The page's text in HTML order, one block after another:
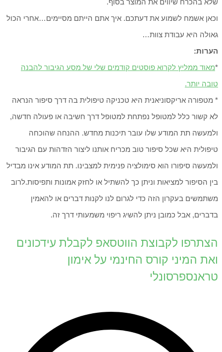
שלא בהכרח שיווים את המוצר בסוף.
וכאן אשמח לשמוע את דעתכם. איך אתם הייתם מסיימים…אחרי הכול
גאולה היא עבודת צוות…
הערות:
*מאוד ממליץ לקרוא פוסטים קודמים שלי של מסע הגיבור להבנה
טובה יותר.
* מטפורה אריקסוניאנית היא טכניקה טיפולית בה דרך סיפור הנראה
לא קשור כלל למטופל נפתחת למטופל דרך חשיבה או פעולה חדשה,
ולמעשה תת המודע שלו עובר תיכנות מחדש. ההנחה שהוכחה
טיפולית היא שכל סיפור טוב מכריח אותנו ליצור הזדהות עם הגיבור
ולמעשה סיפורו הוא סימולציה פנימית למצבינו. תת המודע אינו מבדיל
בין הסיפור למציאות וניתן כך להשתיל או לחזק אמונות ותפיסות.לרוב
משתמשים בעקרון הזה כדי לגרום לנו לקנות דברים או להאמין
בדברים, אבל כמובן ניתן להשיג ריפוי משמעותי דרך זה.
הצתרפו לקבוצת הווטסאפ לקבלת עידכונים
ואת המיני קורס החינמי על אימון
טראנספרסונלי